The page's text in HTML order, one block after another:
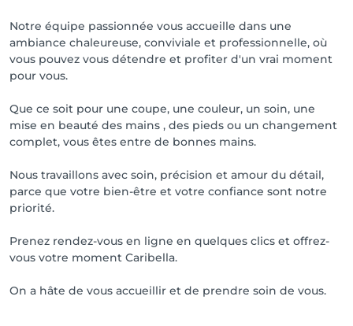
Notre équipe passionnée vous accueille dans une
ambiance chaleureuse, conviviale et professionnelle, où
vous pouvez vous détendre et profiter d'un vrai moment
pour vous.
Que ce soit pour une coupe, une couleur, un soin, une
mise en beauté des mains , des pieds ou un changement
complet, vous êtes entre de bonnes mains.
Nous travaillons avec soin, précision et amour du détail,
parce que votre bien-être et votre confiance sont notre
priorité.
Prenez rendez-vous en ligne en quelques clics et offrez-
vous votre moment Caribella.
On a hâte de vous accueillir et de prendre soin de vous.